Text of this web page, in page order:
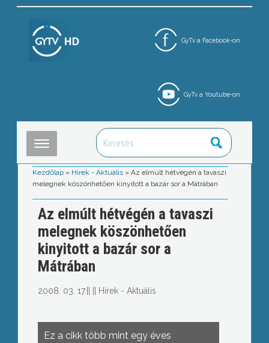
GyTv a Facebook-on
GyTv a Youtube-on
Kezdőlap » Hírek - Aktuális »Az elmúlt hétvégén a tavaszi
melegnek köszönhetően kinyitott a bazár sor a Mátrában
Az elmúlt hétvégén a tavaszi
melegnek köszönhetően
kinyitott a bazár sor a
Mátrában
2008. 03. 17. Hírek - Aktuális
Ez a cikk több mint egy éves